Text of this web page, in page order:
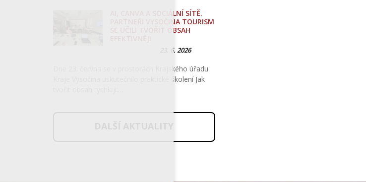
AI, CANVA A SOCIÁLNÍ SÍTĚ.
PARTNEŘI VYSOČINA TOURISM
SE UČILI TVOŘIT OBSAH
23. 6. 2026
Dne 23. června se v prostorách Krajského úřadu
Kraje Vysočina uskutečnilo praktické školení Jak